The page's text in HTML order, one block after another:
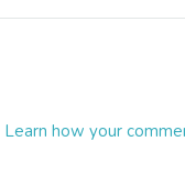
Learn how your